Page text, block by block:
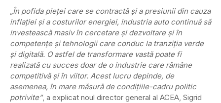
„În pofida pieței care se contractă și a presiunii din cauza
inflației și a costurilor energiei, industria auto continuă să
investească masiv în cercetare și dezvoltare și în
competențe și tehnologii care conduc la tranziția verde
și digitală. O astfel de transformare vastă poate fi
realizată cu succes doar de o industrie care rămâne
competitivă și în viitor. Acest lucru depinde, de
asemenea, în mare măsură de condițiile-cadru politic
potrivite”, a explicat noul director general al ACEA, Sigrid